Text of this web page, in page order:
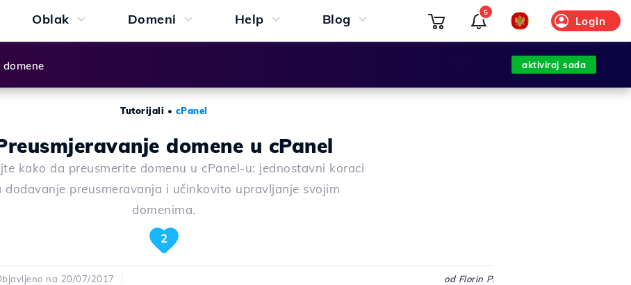
Oblak Domeni Help Blog Login
5
aktiviraj sada
Tutorijali • cPanel
domene u cPanel
kako da preusmerite domenu u cPanel-u: jednostavni koraci
dodavanje preusmeravanja i učinkovito upravljanje svojim
domenima.
2
na 20/07/2017 od Florin P.